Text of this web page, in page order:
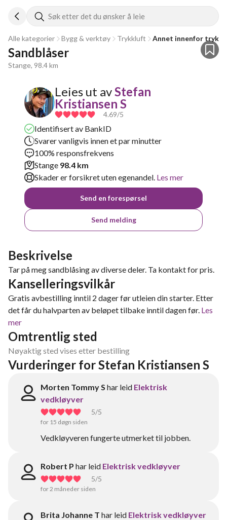
Søk etter det du ønsker å leie
Alle kategorier Bygg & verktøy Trykkluft Annet innenfor
Sandblåser
Stange, 98.4 km
Leies ut avStefan
Kristiansen S
4.69/5
Identifisert av BankID
Svarer vanligvis innen et par minutter
100% responsfrekvens
Stange 98.4 km
Skader er forsikret uten egenandel. Les mer
Send en forespørsel
Send melding
Beskrivelse
Tar på meg sandblåsing av diverse deler. Ta kontakt for pris.
Kanselleringsvilkår
Gratis avbestilling inntil 2 dager før utleien din starter. Etter
det får du halvparten av beløpet tilbake inntil dagen før. Les
mer
Omtrentlig sted
Nøyaktig sted vises etter bestilling
Vurderinger for Stefan Kristiansen S
Morten Tommy S har leid Elektrisk
vedkløyver
5/5
for 15 døgn siden
Vedkløyveren fungerte utmerket til jobben.
Robert P har leid Elektrisk vedkløyver
5/5
for 2 måneder siden
Brita Johanne T har leid Elektrisk vedkløyver